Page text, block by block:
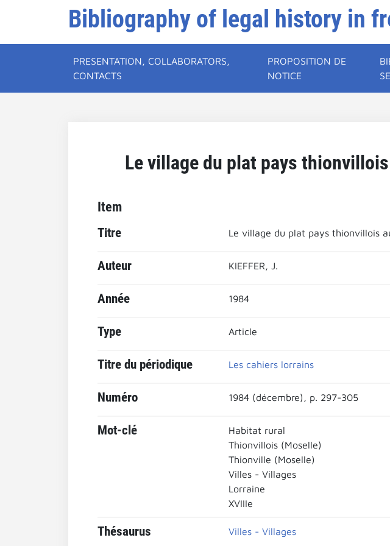
Bibliography of legal history in
PRESENTATION, COLLABORATORS,
CONTACTS
PROPOSITION DE
NOTICE
Le village du plat pays
Item
Titre Le village du plat pays thionvillois
Auteur KIEFFER, J.
Année 1984
Type Article
Titre du périodique Les cahiers lorrains
Numéro 1984 (décembre), p. 297-305
Mot-clé
Habitat rural
Thionvillois (Moselle)
Thionville (Moselle)
Villes - Villages
Lorraine
XVIIIe
Thésaurus
Villes - Villages